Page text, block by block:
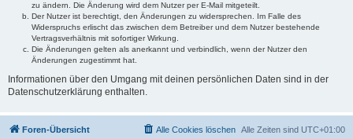
zu ändern. Die Änderung wird dem Nutzer per E-Mail mitgeteilt.
Der Nutzer ist berechtigt, den Änderungen zu widersprechen. Im Falle des
Widerspruchs erlischt das zwischen dem Betreiber und dem Nutzer bestehende
Vertragsverhältnis mit sofortiger Wirkung.
Die Änderungen gelten als anerkannt und verbindlich, wenn der Nutzer den
Änderungen zugestimmt hat.
Informationen über den Umgang mit deinen persönlichen Daten sind in der
Datenschutzerklärung enthalten.
Foren-Übersicht Alle Zeiten sind UTC+01:00
Alle Cookies löschen